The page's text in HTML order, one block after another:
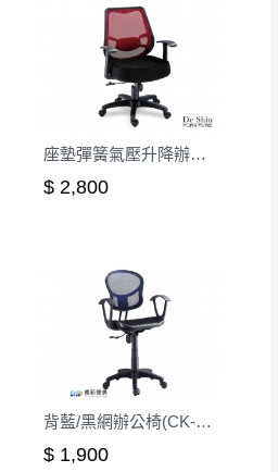
座墊彈簧氣壓升降辦公椅-紅
$ 2,800
背藍/黑網辦公椅(CK-310-3)
$ 1,900